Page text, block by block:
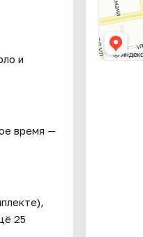
и
время —
25